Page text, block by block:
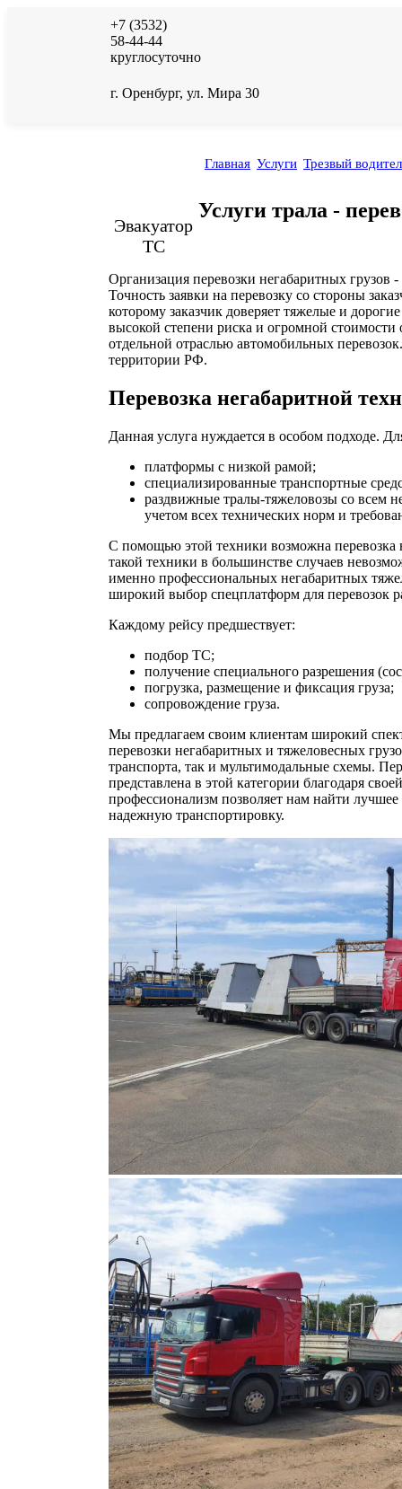
+7 (3532)
58-44-44
круглосуточно
г. Оренбург, ул. Мира 30
Главная Услуги Трезвый
Эвакуатор
ТС
Услуги трала -
Организация перевозки негабаритных
Точность заявки на перевозку со стороны
которому заказчик доверяет тяжелые и
высокой степени риска и огромной
отдельной отраслью автомобильных
территории РФ.
Перевозка негабаритной
Данная услуга нуждается в особом подходе.
платформы с низкой рамой;
специализированные транспортные
раздвижные тралы-тяжеловозы со всем
учетом всех технических норм и
С помощью этой техники возможна перевозка
такой техники в большинстве случаев
именно профессиональных негабаритных
широкий выбор спецплатформ для перевозок
Каждому рейсу предшествует:
подбор ТС;
получение специального разрешения
погрузка, размещение и фиксация груза;
сопровождение груза.
Мы предлагаем своим клиентам широкий
перевозки негабаритных и тяжеловесных
транспорта, так и мультимодальные схемы.
представлена в этой категории благодаря
профессионализм позволяет нам найти
надежную транспортировку.